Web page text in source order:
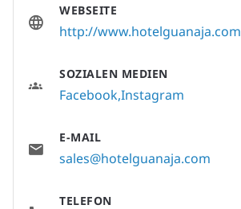
WEBSEITE
http://www.hotelguanaja.com
SOZIALEN MEDIEN
FacebookInstagram
E-MAIL
sales@hotelguanaja.com
TELEFON